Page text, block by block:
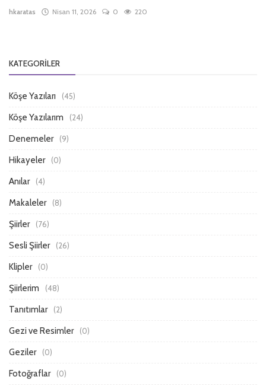
hkaratas Nisan 11, 2026 0 220
KATEGORILER
Köşe Yazıları (45)
Köşe Yazılarım (24)
Denemeler (9)
Hikayeler (0)
Anılar (4)
Makaleler (8)
Şiirler (76)
Sesli Şiirler (26)
Klipler (0)
Şiirlerim (48)
Tanıtımlar (2)
Gezi ve Resimler (0)
Geziler (0)
Fotoğraflar (0)